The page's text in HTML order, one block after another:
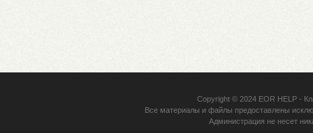
Copyright © 2024 EOR HELP-
Все материалы и файлы предоставлены
Администрация не несет